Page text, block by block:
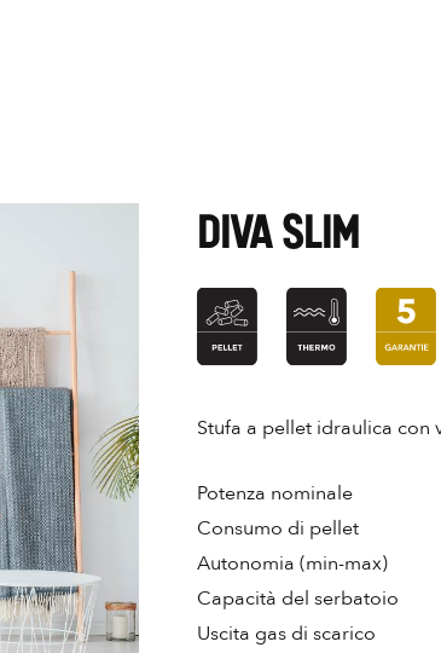
DIVA SLIM
Stufa a pellet idraulica con
Potenza nominale
Consumo di pellet
Autonomia (min-max)
Capacità del serbatoio
Uscita gas di scarico